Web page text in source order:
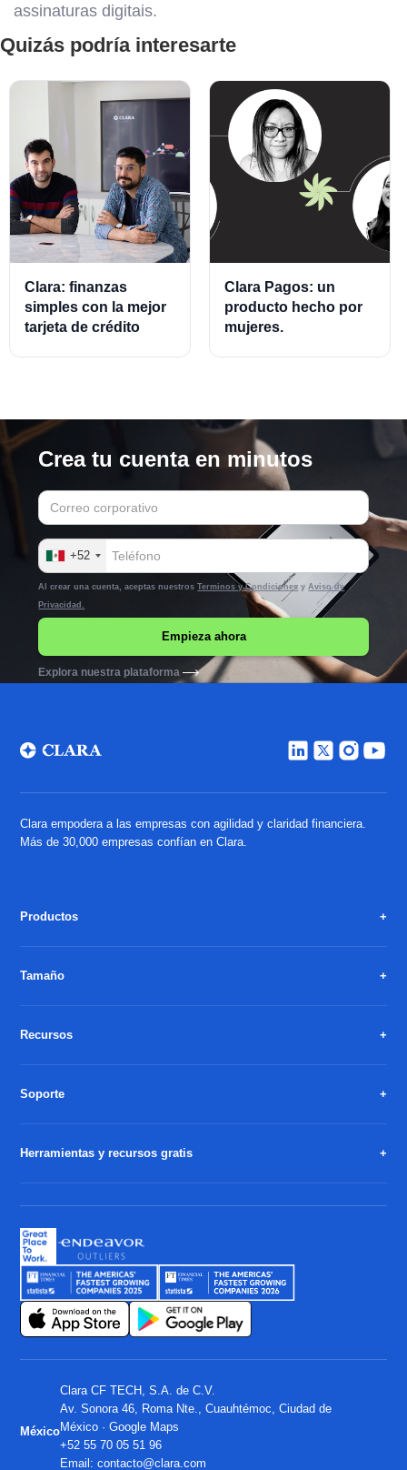
assinaturas digitais.
Quizás podría interesarte
Clara: finanzas
simples con la mejor
tarjeta de crédito
Clara Pagos: un
producto hecho por
mujeres.
Crea tu cuenta en minutos
+52
Al crear una cuenta, aceptas nuestrosTerminos y CondicionesyAviso de
Privacidad.
Explora nuestra plataforma
Clara empodera a las empresas con agilidad y claridad financiera.
Más de 30,000 empresas confían en Clara.
Productos
Tamaño
Recursos
Soporte
Herramientas y recursos gratis
México
Clara CF TECH, S.A. de C.V.
Av. Sonora 46, Roma Nte., Cuauhtémoc, Ciudad de
México ·Google Maps
+52 55 70 05 51 96
Email:contacto@clara.com